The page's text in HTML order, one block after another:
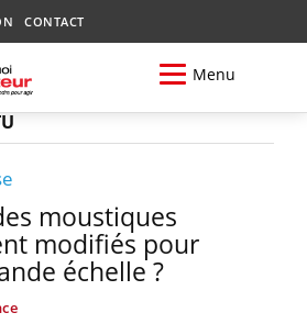
CONTACT
Menu
moustiques
modifiés pour
échelle ?